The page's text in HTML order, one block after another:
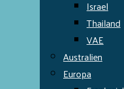
Israel
Thailand
VAE
Australien
Europa